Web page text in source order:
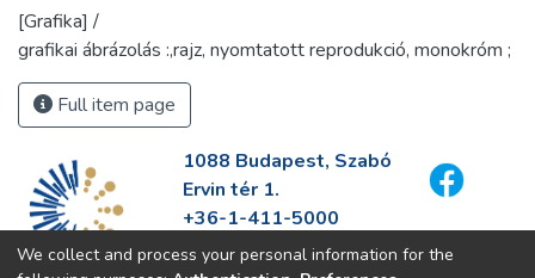
[Grafika] /
grafikai ábrázolás :,rajz, nyomtatott reprodukció, monokróm ;
Full item page
1088 Budapest, Szabó
Ervin tér 1.
+36-1-411-5000
info@fszek.hu
We collect and process your personal information for the